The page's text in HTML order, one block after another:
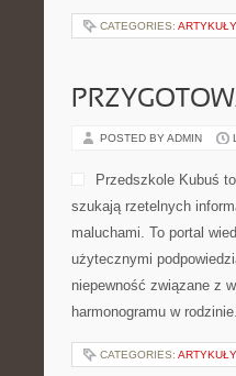
CATEGORIES:
POSTED BY ADMIN
Przedszkole Kubuś
szukają rzetelnych
maluchami. To portal
użytecznymi
niepewność związane z
harmonogramu w
CATEGORIES: